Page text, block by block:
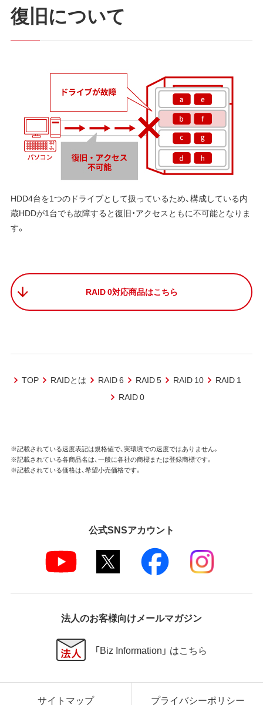
復旧について
HDD4台を1つのドライブとして扱っているため、構成している内
蔵HDDが1台でも故障すると復旧・アクセスともに不可能となりま
す。
RAID 0対応商品はこちら
TOP RAIDとは RAID 6 RAID 5 RAID 10
RAID 1
RAID 0
※記載されている速度表記は規格値で、実環境での速度ではありません。
※記載されている各商品名は、一般に各社の商標または登録商標です。
※記載されている価格は、希望小売価格です。
公式SNSアカウント
法人のお客様向けメールマガジン
「Biz Information」 はこちら
サイトマップ プライバシーポリシー